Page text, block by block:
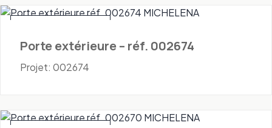
Porte extérieure – réf. 002674
Projet: 002674